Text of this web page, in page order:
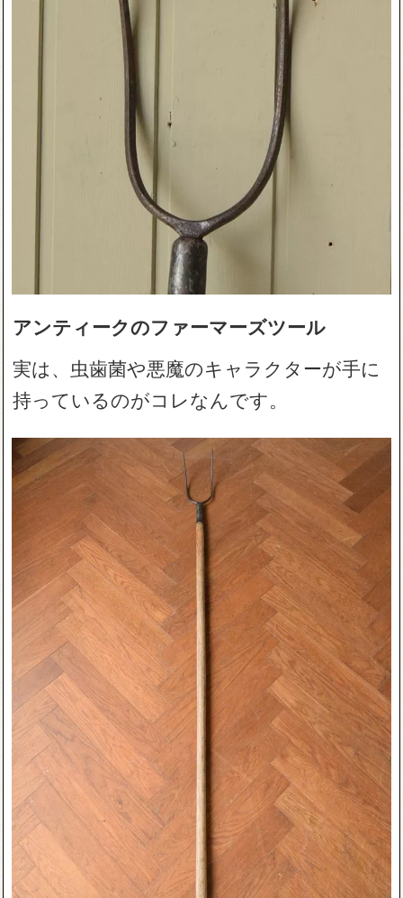
アンティークのファーマーズツール
実は、虫歯菌や悪魔のキャラクターが手に
持っているのがコレなんです。